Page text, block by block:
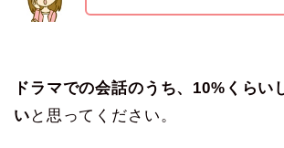
ドラマでの会話のうち、10%くらい
い と思ってください。